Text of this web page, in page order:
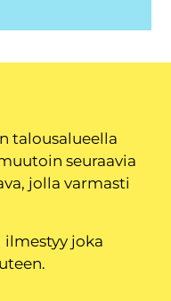
talousalueella
seuraavia
jolla varmasti
joka